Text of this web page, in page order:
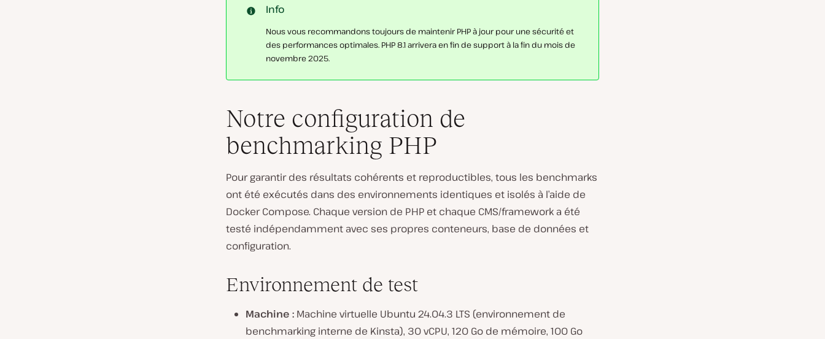
Info
Nous vous recommandons toujours de maintenir PHP à jour pour une sécurité et
des performances optimales. PHP 8.1 arrivera en fin de support à la fin du mois de
novembre 2025.
Notre configuration de
benchmarking PHP
Pour garantir des résultats cohérents et reproductibles, tous les benchmarks
ont été exécutés dans des environnements identiques et isolés à l’aide de
Docker Compose. Chaque version de PHP et chaque CMS/framework a été
testé indépendamment avec ses propres conteneurs, base de données et
configuration.
Environnement de test
Machine : Machine virtuelle Ubuntu 24.04.3 LTS (environnement de
benchmarking interne de Kinsta), 30 vCPU, 120 Go de mémoire, 100 Go